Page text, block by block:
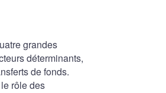
grandes
déterminants,
de fonds.
rôle des